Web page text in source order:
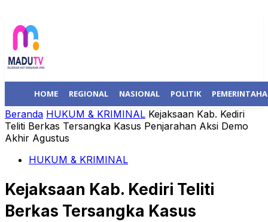
HOME REGIONAL NASIONAL POLITIK
Beranda HUKUM & KRIMINAL Kejaksaan Kab. Kediri
Teliti Berkas Tersangka Kasus Penjarahan Aksi Demo
Akhir Agustus
HUKUM & KRIMINAL
Kejaksaan Kab. Kediri Teliti
Berkas Tersangka Kasus